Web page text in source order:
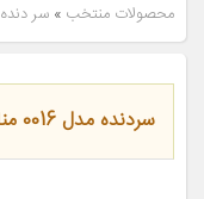
محصولات منتخب » سر دنده
سردنده مدل 0016 مناسب برای پژو 206